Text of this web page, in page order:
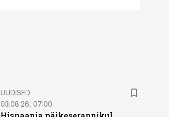
UUDISED
03.08.26, 07:00